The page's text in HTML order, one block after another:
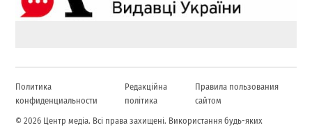
Политика
конфиденциальности
Редакційна
політика
Правила пользования
сайтом
© 2026 Центр медіа. Всі права захищені. Використання будь-яких